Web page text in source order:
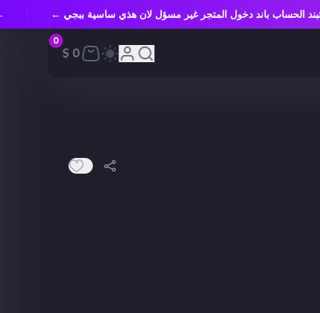
0
0 $
تبند الحساب باند دخول المتجر غير مسؤل لان هذي ساسية ببجي ←